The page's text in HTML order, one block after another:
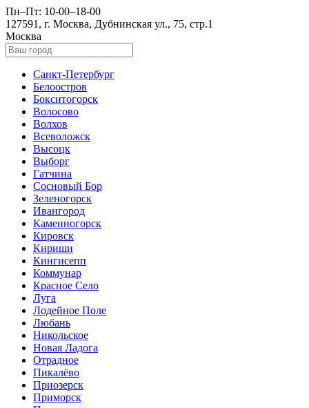
Пн–Пт: 10-00–18-00
127591, г. Москва, Дубнинская ул., 75, стр.1
Москва
Санкт-Петербург
Белоостров
Бокситогорск
Волосово
Волхов
Всеволожск
Высоцк
Выборг
Гатчина
Сосновый Бор
Зеленогорск
Ивангород
Каменногорск
Кировск
Кириши
Кингисепп
Коммунар
Красное Село
Луга
Лодейное Поле
Любань
Никольское
Новая Ладога
Отрадное
Пикалёво
Приозерск
Приморск